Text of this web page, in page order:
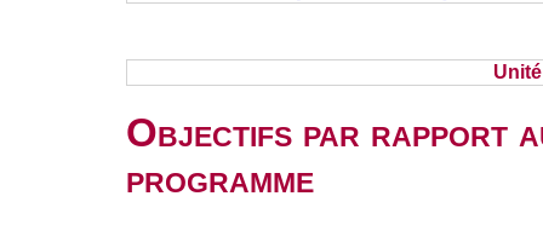
Objectifs par rapport
programme